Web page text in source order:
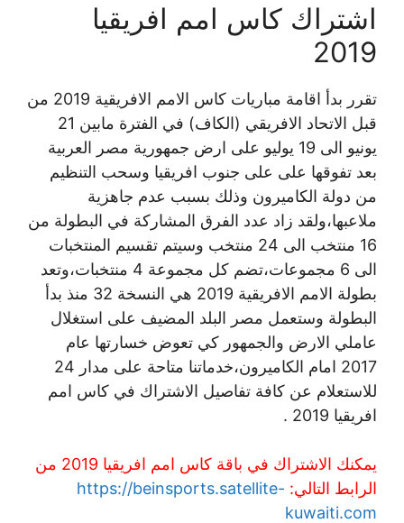
اشتراك كاس امم افريقيا
2019
تقرر بدأ اقامة مباريات كاس الامم الافريقية 2019 من
قبل الاتحاد الافريقي (الكاف) في الفترة مابين 21
يونيو الى 19 يوليو على ارض جمهورية مصر العربية
بعد تفوقها على على جنوب افريقيا وسحب التنظيم
من دولة الكاميرون وذلك بسبب عدم جاهزية
ملاعبها،ولقد زاد عدد الفرق المشاركة في البطولة من
16 منتخب الى 24 منتخب وسيتم تقسيم المنتخبات
الى 6 مجموعات،تضم كل مجموعة 4 منتخبات،وتعد
بطولة الامم الافريقية 2019 هي النسخة 32 منذ بدأ
البطولة وستعمل مصر البلد المضيف على استغلال
عاملي الارض والجمهور كي تعوض خسارتها عام
2017 امام الكاميرون،خدماتنا متاحة على مدار 24
للاستعلام عن كافة تفاصيل الاشتراك في كاس امم
افريقيا 2019 .
يمكنك الاشتراك في باقة كاس امم افريقيا 2019 من
الرابط التالي: https://beinsports.satellite-
kuwaiti.com